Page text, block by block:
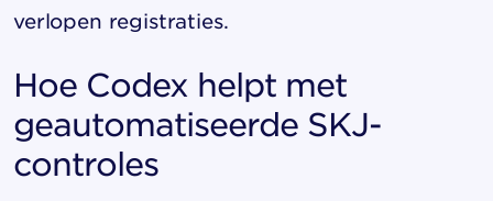
verlopen registraties.
Hoe Codex helpt met
geautomatiseerde SKJ-
controles